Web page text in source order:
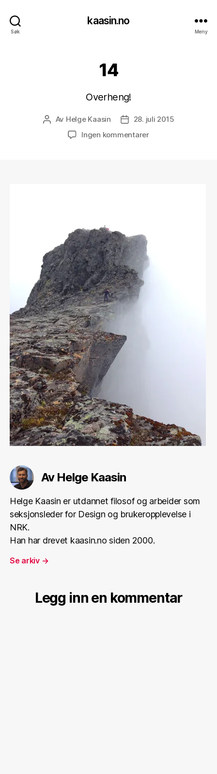
Søk
kaasin.no
Meny
14
Overheng!
Innleggsforfatter
Av Helge Kaasin Publiseringsdato
28. juli 2015
Ingen kommentarertil
Av Helge Kaasin
Helge Kaasin er utdannet filosof og arbeider som
seksjonsleder for Design og brukeropplevelse i
NRK.
Han har drevet kaasin.no siden 2000.
Se arkiv →
Legg inn en kommentar